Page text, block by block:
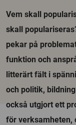
Vem skall
skall
pekar på
funktion och
litterärt fält i
och politik,
också utgjort ett
för verksamheten,